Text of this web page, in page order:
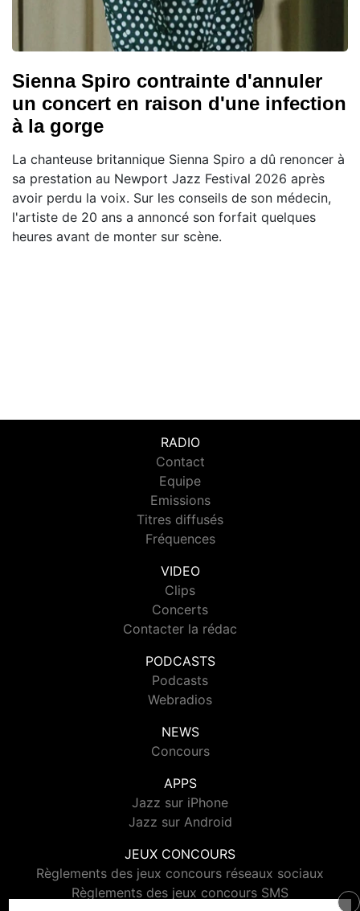
Sienna Spiro contrainte d'annuler
un concert en raison d'une infection
à la gorge
La chanteuse britannique Sienna Spiro a dû renoncer à
sa prestation au Newport Jazz Festival 2026 après
avoir perdu la voix. Sur les conseils de son médecin,
l'artiste de 20 ans a annoncé son forfait quelques
heures avant de monter sur scène.
RADIO
Contact
Equipe
Emissions
Titres diffusés
Fréquences
VIDEO
Clips
Concerts
Contacter la rédac
PODCASTS
Podcasts
Webradios
NEWS
Concours
APPS
Jazz sur iPhone
Jazz sur Android
JEUX CONCOURS
Règlements des jeux concours réseaux sociaux
Règlements des jeux concours SMS